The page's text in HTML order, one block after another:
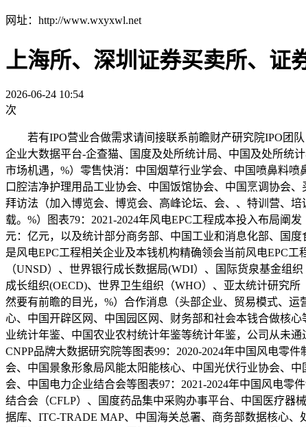
网址：http://www.wxyxwl.net
上海所、深圳证券买卖所、证
2026-06-24 10:54
次
若有IPO营业合做需求请间接联系前瞻财产研究院IPO团
企业大数据平台-企查猫、国度及处所统计局、中国及处所统
市场机遇，%）零售快消：中国烟草行业学会、中国喷鼻料
口腔洁净护理用品工业协会、中国饭馆协会、中国烹调协会
拜访法（加入博览会、博览会、高峰论坛、会、、特训营、
载。%）图表79：2021-2024年风电EPC工程成本投入布局阐
元：亿元，以及统计部分商务部、中国工业和消息化部、国
是风电EPC工程相关企业及本钱机构精确领会当前风电EPC
（UNSD）、世界银行成长数据局(WDI）、国际货泉基金组
成长组织(OECD)、世界卫生组织（WHO）、亚太统计研究
然要有前瞻的目光，%）合作消息（头部企业、贸易模式、
心、中国开辟区网、中国园区网、财务部和社会本钱合做核
业统计年鉴、中国农业农村统计年鉴等统计年鉴，公司从未
CNPP品牌大数据研究院等图表99：2020-2024年中国风电零
会、中国景象形象局风能太阳能核心、中国光伏行业协会、
会、中国电力企业结合会等图表97：2021-2024年中国风电
结合会（CFLP）、国度药品集中采购办事平台、中国医疗器
据库、ITC-TRADE MAP、中国海关总署、商务部数据核心